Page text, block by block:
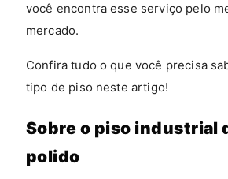
você encontra esse serviço pelo
mercado.
Confira tudo o que você precisa
tipo de piso neste artigo!
Sobre o piso industrial
polido